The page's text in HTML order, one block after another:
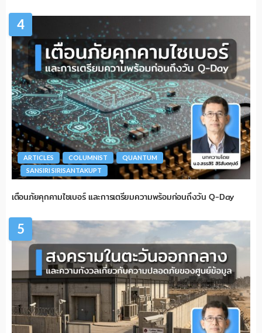
4
ARTICLES COLUMNIST
QUANTUM
SANSIRI SIRISANTAKUPT
เตือนภัยคุกคามไซเบอร์ และการเตรียมความพร้อมก่อนถึงวัน Q-Day
5